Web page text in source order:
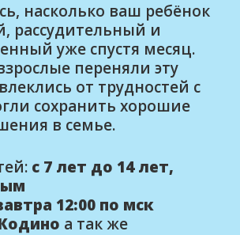
насколько ваш ребёнок
рассудительный и
уже спустя месяц.
переняли эту
от трудностей с
сохранить хорошие
в семье.
с 7 лет до 14 лет,
12:00 по мск
а так же